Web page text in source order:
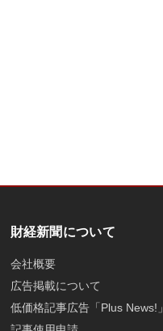
財経新聞について
会社概要
広告掲載について
低価格記事広告「Plus News!」